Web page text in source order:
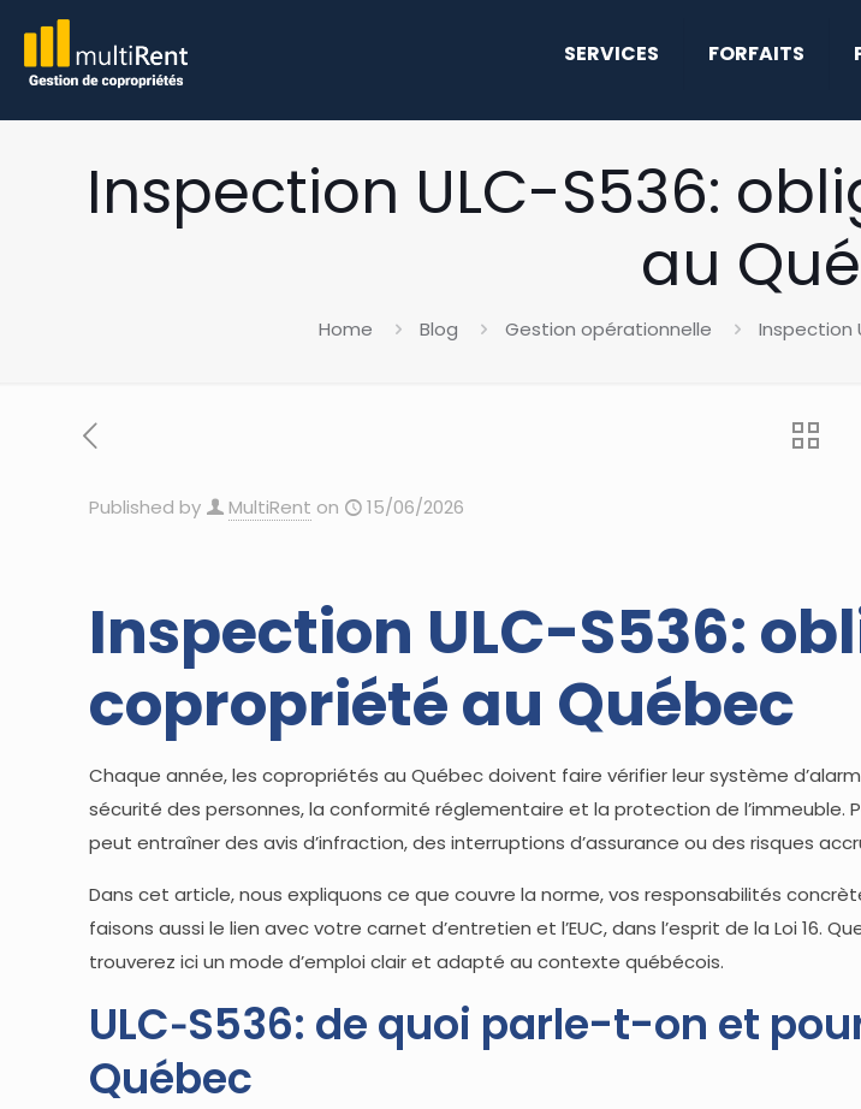
SERVICES FORFAITS
Inspection ULC-S536:
au
Home Blog Gestion opérationnelle Inspection
Published by MultiRent on 15/06/2026
Inspection ULC-S536:
copropriété au Québec
Chaque année, les copropriétés au Québec doivent faire vérifier leur système
sécurité des personnes, la conformité réglementaire et la protection de
peut entraîner des avis d’infraction, des interruptions d’assurance ou des risques
Dans cet article, nous expliquons ce que couvre la norme, vos responsabilités
faisons aussi le lien avec votre carnet d’entretien et l’EUC, dans l’esprit de la Loi 16.
trouverez ici un mode d’emploi clair et adapté au contexte québécois.
ULC‑S536: de quoi parle-t-on et
Québec